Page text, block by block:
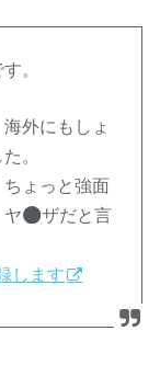
。
外にもしょ
。
ちょっと強面
ヤ
ザだと言
します